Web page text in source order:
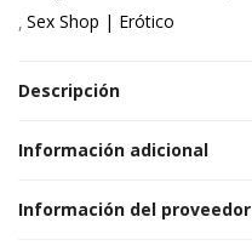
Sex Shop | Erótico
Descripción
Información adicional
Información del proveedor